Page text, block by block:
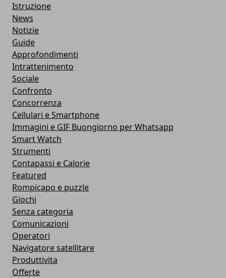
Istruzione
News
Notizie
Guide
Approfondimenti
Intrattenimento
Sociale
Confronto
Concorrenza
Cellulari e Smartphone
Immagini e GIF Buongiorno per Whatsapp
Smart Watch
Strumenti
Contapassi e Calorie
Featured
Rompicapo e puzzle
Giochi
Senza categoria
Comunicazioni
Operatori
Navigatore satellitare
Produttivita
Offerte